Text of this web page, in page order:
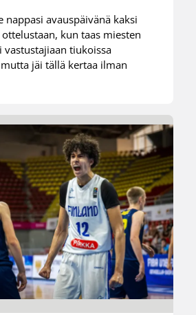
nappasi avauspäivänä kaksi
kun taas miesten
vastustajiaan tiukoissa
jäi tällä kertaa ilman